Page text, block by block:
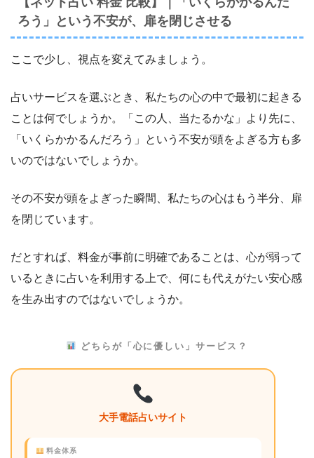
ろう」という不安が、扉を閉じさせる
ここで少し、視点を変えてみましょう。
占いサービスを選ぶとき、私たちの心の中で最初に起きる
ことは何でしょうか。「この人、当たるかな」より先に、
「いくらかかるんだろう」という不安が頭をよぎる方も多
いのではないでしょうか。
その不安が頭をよぎった瞬間、私たちの心はもう半分、扉
を閉じています。
だとすれば、料金が事前に明確であることは、心が弱って
いるときに占いを利用する上で、何にも代えがたい安心感
を生み出すのではないでしょうか。
どちらが「心に優しい」サービス？
大手電話占いサイト
料金体系